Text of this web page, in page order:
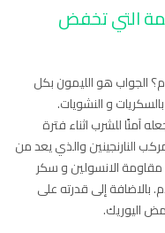
التي تخفض
الجواب هو الليمون بكل
و النشويات.
آمنًا للشرب اثناء فترة
النارنجينين والذي يعد من
مقاومة الانسولين و سكر
بالاضافة إلى قدرته على
اليوريك.